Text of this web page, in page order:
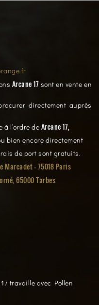
Arcane 17 sont en vente en
directement auprès
à l’ordre de Arcane 17,
bien encore directement
de port sont gratuits.
Marcadet - 75018 Paris
65000 Tarbes
travaille avec Pollen